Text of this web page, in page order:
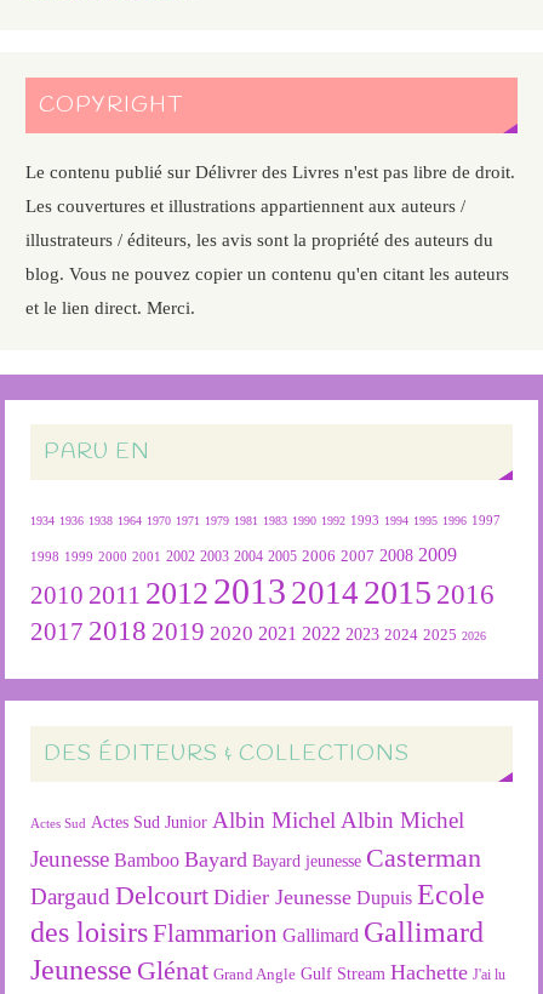
COPYRIGHT
Le contenu publié sur Délivrer des Livres n'est pas libre de droit.
Les couvertures et illustrations appartiennent aux auteurs /
illustrateurs / éditeurs, les avis sont la propriété des auteurs du
blog. Vous ne pouvez copier un contenu qu'en citant les auteurs
et le lien direct. Merci.
PARU EN
1934 1936 1938 1964 1970 1971 1979 1981 1983 1990 1992 1993 1994 1995 1996 1997
1998 1999 2000 2001 2002 2003 2004 2005 2006 2007 2008 2009
2010 2011 2012 2013 2014 2015 2016
2017 2018 2019 2020 2021 2022 2023 2024 2025 2026
DES ÉDITEURS & COLLECTIONS
Actes Sud Actes Sud Junior Albin Michel Albin Michel
Jeunesse Bamboo Bayard Bayard jeunesse Casterman
Dargaud Delcourt Didier Jeunesse Dupuis Ecole
des loisirsFlammarion Gallimard Gallimard
Jeunesse Glénat Grand Angle Gulf Stream Hachette J'ai lu